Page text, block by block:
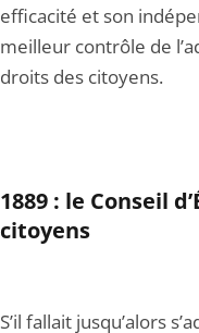
efficacité et son
meilleur contrôle de
droits des citoyens.
1889 : le Conseil
citoyens
S’il fallait jusqu’alors